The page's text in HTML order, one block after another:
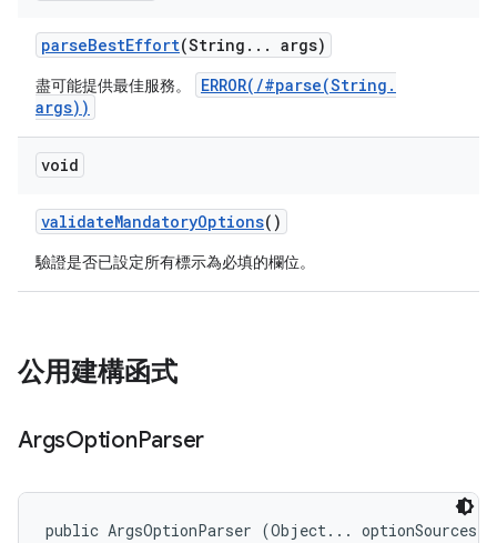
parseBestEffort(String . . . args)
盡可能提供最佳服務。
ERROR(/#parse(String.
args))
void
validateMandatoryOptions()
驗證是否已設定所有標示為必填的欄位。
公用建構函式
ArgsOptionParser
public ArgsOptionParser (Object... optionSources)